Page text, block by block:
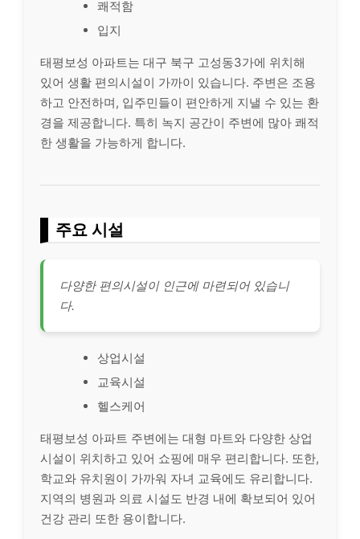
쾌적함
입지
태평보성 아파트는 대구 북구 고성동3가에 위치해
있어 생활 편의시설이 가까이 있습니다. 주변은 조용
하고 안전하며, 입주민들이 편안하게 지낼 수 있는 환
경을 제공합니다. 특히 녹지 공간이 주변에 많아 쾌적
한 생활을 가능하게 합니다.
주요 시설
다양한 편의시설이 인근에 마련되어 있습니
다.
상업시설
교육시설
헬스케어
태평보성 아파트 주변에는 대형 마트와 다양한 상업
시설이 위치하고 있어 쇼핑에 매우 편리합니다. 또한,
학교와 유치원이 가까워 자녀 교육에도 유리합니다.
지역의 병원과 의료 시설도 반경 내에 확보되어 있어
건강 관리 또한 용이합니다.